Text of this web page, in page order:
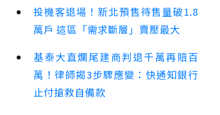
投機客退場！新北預售待售量破1.8
萬戶 這區「需求斷層」賣壓最大
基泰大直爛尾建商判退千萬再賠百
萬！律師揭3步驟應變：快通知銀行
止付搶救自備款